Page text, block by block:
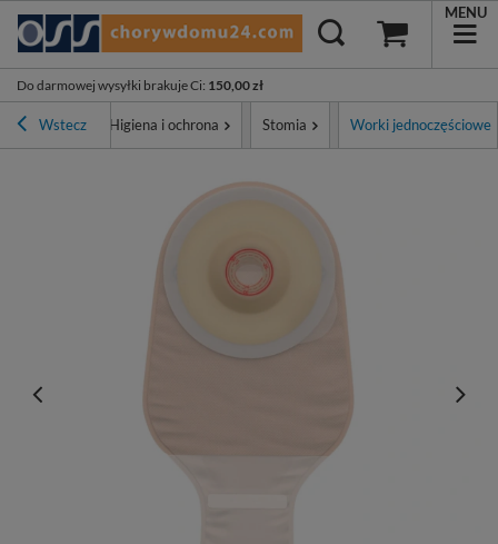
Do darmowej wysyłki brakuje Ci: 150,00 zł
MENU
Wstecz
główna Higiena i ochrona Stomia Worki jednoczęściowe